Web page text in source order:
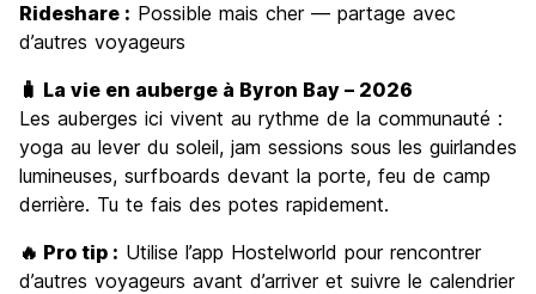
Rideshare : Possible mais cher — partage avec
d’autres voyageurs
🧳 La vie en auberge à Byron Bay – 2026
Les auberges ici vivent au rythme de la communauté :
yoga au lever du soleil, jam sessions sous les guirlandes
lumineuses, surfboards devant la porte, feu de camp
derrière. Tu te fais des potes rapidement.
🔥 Pro tip : Utilise l’app Hostelworld pour rencontrer
d’autres voyageurs avant d’arriver et suivre le calendrier